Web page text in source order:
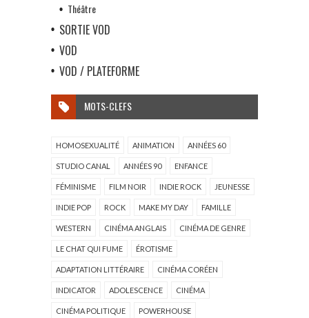
Théâtre
SORTIE VOD
VOD
VOD / PLATEFORME
MOTS-CLEFS
HOMOSEXUALITÉ ANIMATION ANNÉES 60
STUDIO CANAL ANNÉES 90 ENFANCE
FÉMINISME FILM NOIR INDIE ROCK JEUNESSE
INDIE POP ROCK MAKE MY DAY FAMILLE
WESTERN CINÉMA ANGLAIS CINÉMA DE GENRE
LE CHAT QUI FUME ÉROTISME
ADAPTATION LITTÉRAIRE CINÉMA CORÉEN
INDICATOR ADOLESCENCE CINÉMA
CINÉMA POLITIQUE POWERHOUSE